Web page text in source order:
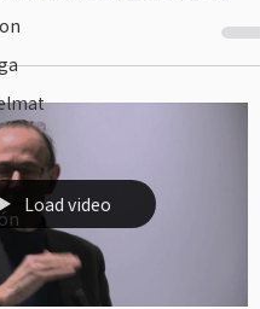
Load video